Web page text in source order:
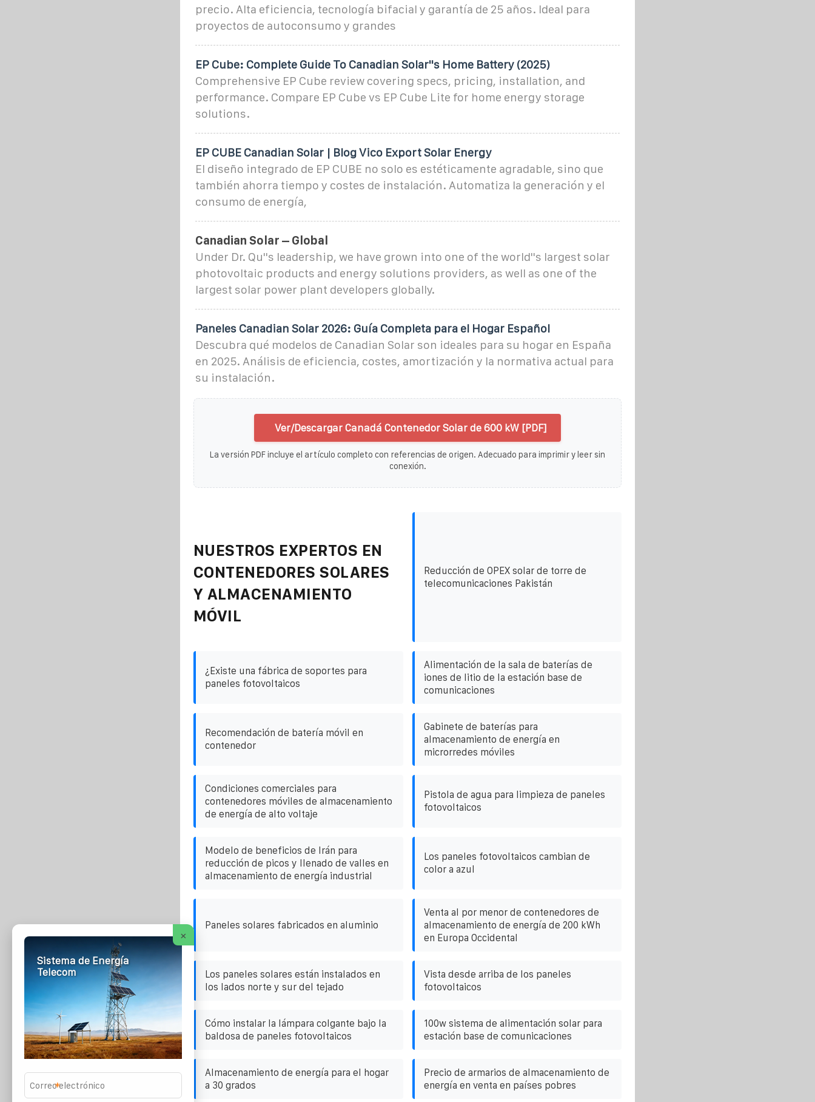
precio. Alta eficiencia, tecnología bifacial y garantía de 25 años. Ideal para
proyectos de autoconsumo y grandes
EP Cube: Complete Guide To Canadian Solar''s Home Battery (2025)
Comprehensive EP Cube review covering specs, pricing, installation, and
performance. Compare EP Cube vs EP Cube Lite for home energy storage
solutions.
EP CUBE Canadian Solar | Blog Vico Export Solar Energy
El diseño integrado de EP CUBE no solo es estéticamente agradable, sino que
también ahorra tiempo y costes de instalación. Automatiza la generación y el
consumo de energía,
Canadian Solar – Global
Under Dr. Qu''s leadership, we have grown into one of the world''s largest solar
photovoltaic products and energy solutions providers, as well as one of the
largest solar power plant developers globally.
Paneles Canadian Solar 2026: Guía Completa para el Hogar Español
Descubra qué modelos de Canadian Solar son ideales para su hogar en España
en 2025. Análisis de eficiencia, costes, amortización y la normativa actual para
su instalación.
Ver/Descargar Canadá Contenedor Solar de 600 kW [PDF]
La versión PDF incluye el artículo completo con referencias de origen. Adecuado para imprimir y leer sin
conexión.
NUESTROS EXPERTOS EN
CONTENEDORES SOLARES
Y ALMACENAMIENTO
MÓVIL
Reducción de OPEX solar de torre de
telecomunicaciones Pakistán
¿Existe una fábrica de soportes para
paneles fotovoltaicos
Alimentación de la sala de baterías de
iones de litio de la estación base de
comunicaciones
Recomendación de batería móvil en
contenedor
Gabinete de baterías para
almacenamiento de energía en
microrredes móviles
Condiciones comerciales para
contenedores móviles de almacenamiento
de energía de alto voltaje
Pistola de agua para limpieza de paneles
fotovoltaicos
Modelo de beneficios de Irán para
reducción de picos y llenado de valles en
almacenamiento de energía industrial
Los paneles fotovoltaicos cambian de
color a azul
Paneles solares fabricados en aluminio
Venta al por menor de contenedores de
almacenamiento de energía de 200 kWh
en Europa Occidental
Los paneles solares están instalados en
los lados norte y sur del tejado
Vista desde arriba de los paneles
fotovoltaicos
Cómo instalar la lámpara colgante bajo la
baldosa de paneles fotovoltaicos
100w sistema de alimentación solar para
estación base de comunicaciones
Almacenamiento de energía para el hogar
a 30 grados
Precio de armarios de almacenamiento de
energía en venta en países pobres
×
Sistema de Energía
Telecom
*